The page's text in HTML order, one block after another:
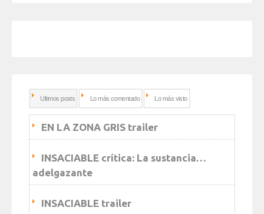
Ultimos posts Lo más comentado Lo más visto
EN LA ZONA GRIS trailer
INSACIABLE crítica: La sustancia…
adelgazante
INSACIABLE trailer